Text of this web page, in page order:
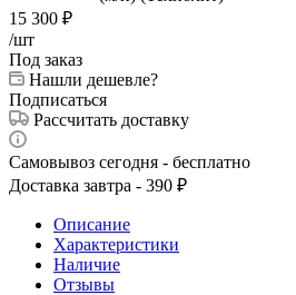
15 300 ₽
/шт
Под заказ
Нашли дешевле?
Подписаться
Рассчитать доставку
Самовывоз сегодня - бесплатно
Доставка завтра - 390 ₽
Описание
Характеристики
Наличие
Отзывы